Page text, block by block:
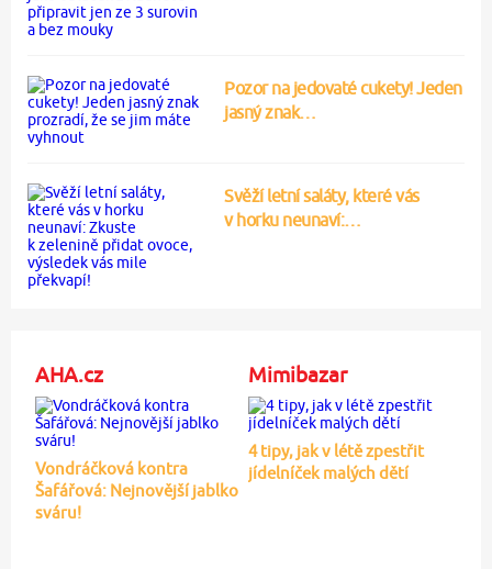
Pozor na jedovaté cukety! Jeden
jasný znak…
Svěží letní saláty, které vás
v horku neunaví:…
AHA.cz
Vondráčková kontra
Šafářová: Nejnovější jablko
sváru!
Mimibazar
4 tipy, jak v létě zpestřit
jídelníček malých dětí